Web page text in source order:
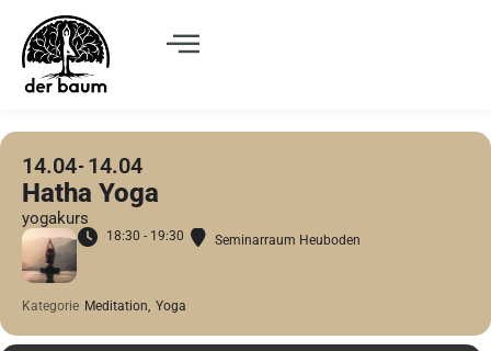
14.04 14.04
Hatha Yoga
yogakurs
18:30 - 19:30 Seminarraum Heuboden
Kategorie Meditation, Yoga